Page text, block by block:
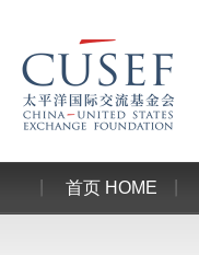
首页 HOME